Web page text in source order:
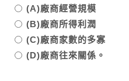
(A)廠商經營規模
(B)廠商所得利潤
(C)廠商家數的多寡
(D)廠商往來關係。